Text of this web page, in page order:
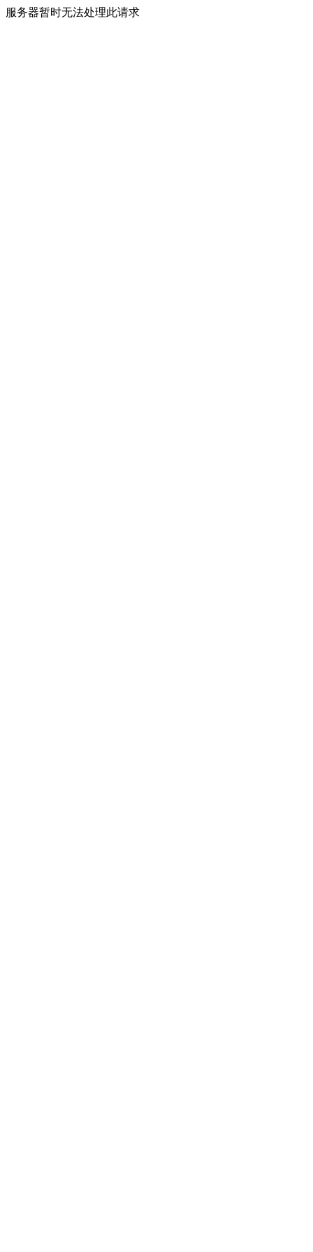
服务器暂时无法处理此请求